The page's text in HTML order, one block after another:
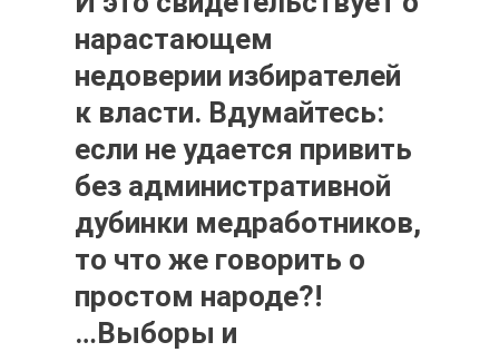
нарастающем
недоверии избирателей
к власти. Вдумайтесь:
если не удается привить
без административной
дубинки медработников,
то что же говорить о
простом народе?!
…Выборы и